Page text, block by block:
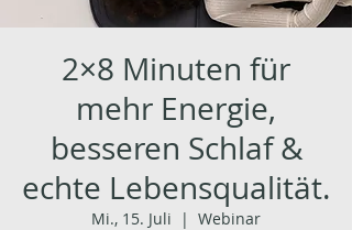
2×8 Minuten für
mehr Energie,
besseren Schlaf &
echte Lebensqualität.
Mi., 15. Juli
  |
Webinar